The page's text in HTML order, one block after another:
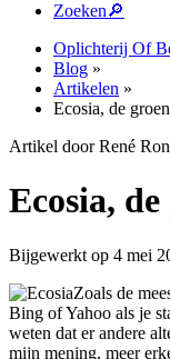
Zoeken🔎︎
Oplichterij Of
Blog »
Artikelen »
Ecosia, de
Artikel door René
Ecosia,
Bijgewerkt op 4 mei
Zoals de
Bing of Yahoo als je
weten dat er andere
mijn mening, meer